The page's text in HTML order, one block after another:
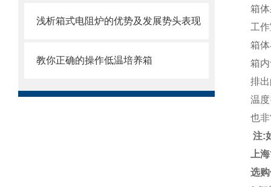
浅析箱式电阻炉的优势及发展势头表现
教你正确的操作低温培养箱
箱
工
箱
箱
排
温
也
注:
上
选